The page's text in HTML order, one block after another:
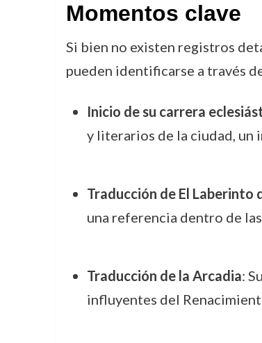
Momentos clave
Si bien no existen registros
pueden identificarse a través
Inicio de su carrera
y literarios de la ciudad, un
Traducción de El Laberinto
una referencia dentro de
Traducción de la Arcadia:
influyentes del